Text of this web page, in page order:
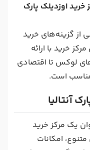
اوزدیلک پارک
از گزینه‌های خرید
خرید با ارائه
لوکس تا اقتصادی
مناسب است.
آنتالیا
یک مرکز خرید
امکانات